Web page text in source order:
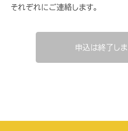
それぞれにご連絡します。
申込は終了しま